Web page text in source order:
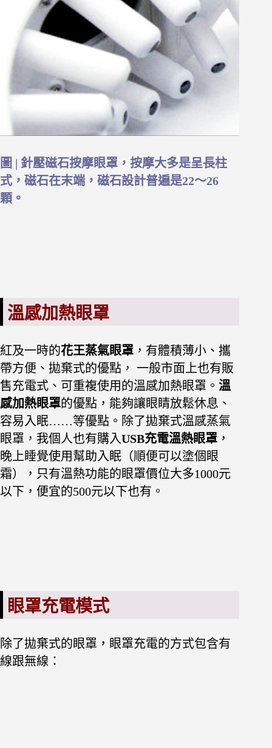
圖 | 針壓磁石按摩眼罩，按摩大多是呈長柱
式，磁石在末端，磁石設計普遍是22～26
顆。
溫感加熱眼罩
紅及一時的花王蒸氣眼罩 ，有體積薄小、攜
帶方便、拋棄式的優點， 一般市面上也有販
售充電式、可重複使用的溫感加熱眼罩。 溫
感加熱眼罩的優點，能夠讓眼睛放鬆休息、
容易入眠……等優點。除了拋棄式溫感蒸氣
眼罩，我個人也有購入USB充電溫熱眼罩 ，
晚上睡覺使用幫助入眠（順便可以塗個眼
霜），只有溫熱功能的眼罩價位大多1000元
以下，便宜的500元以下也有。
眼罩充電模式
除了拋棄式的眼罩，眼罩充電的方式包含有
線跟無線：